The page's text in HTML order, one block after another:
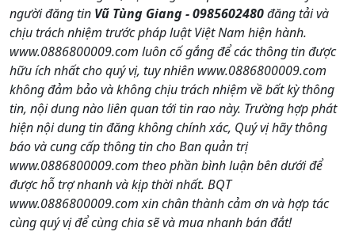
người đăng tin Vũ Tùng Giang - 0985602480đăng tải và
chịu trách nhiệm trước pháp luật Việt Nam hiện hành.
www.0886800009.com luôn cố gắng để các thông tin được
hữu ích nhất cho quý vị, tuy nhiên www.0886800009.com
không đảm bảo và không chịu trách nhiệm về bất kỳ thông
tin, nội dung nào liên quan tới tin rao này. Trường hợp phát
hiện nội dung tin đăng không chính xác, Quý vị hãy thông
báo và cung cấp thông tin cho Ban quản trị
www.0886800009.com theo phần bình luận bên dưới để
được hỗ trợ nhanh và kịp thời nhất. BQT
www.0886800009.com xin chân thành cảm ơn và hợp tác
cùng quý vị để cùng chia sẽ và mua nhanh bán đắt!